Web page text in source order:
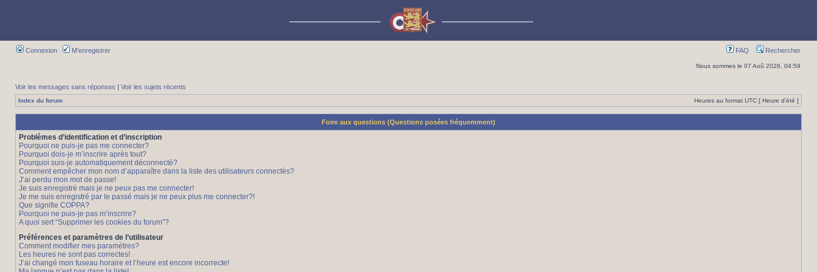
Connexion M’enregistrer FAQ Rechercher
Nous sommes le 07 Aoû 2026, 04:59
Voir les messages sans réponses | Voir les sujets récents
Index du forum Heures au format UTC [ Heure d’été ]
Foire aux questions (Questions posées fréquemment)
Problèmes d’identification et d’inscription
Pourquoi ne puis-je pas me connecter?
Pourquoi dois-je m’inscrire après tout?
Pourquoi suis-je automatiquement déconnecté?
Comment empêcher mon nom d’apparaître dans la liste des utilisateurs connectés?
J’ai perdu mon mot de passe!
Je suis enregistré mais je ne peux pas me connecter!
Je me suis enregistré par le passé mais je ne peux plus me connecter?!
Que signifie COPPA?
Pourquoi ne puis-je pas m’inscrire?
A quoi sert “Supprimer les cookies du forum”?
Préférences et paramètres de l’utilisateur
Comment modifier mes paramètres?
Les heures ne sont pas correctes!
J’ai changé mon fuseau horaire et l’heure est encore incorrecte!